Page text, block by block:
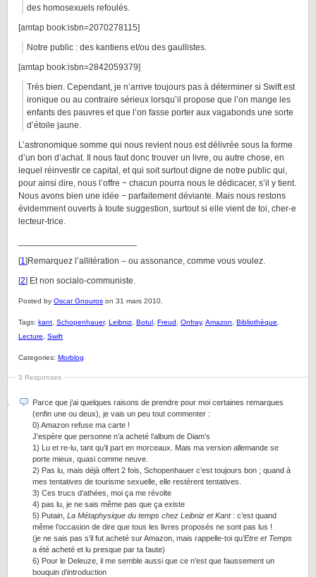
des homosexuels refoulés.
[amtap book:isbn=2070278115]
Notre public : des kantiens et/ou des gaullistes.
[amtap book:isbn=2842059379]
Très bien. Cependant, je n’arrive toujours pas à déterminer si Swift est
ironique ou au contraire sérieux lorsqu’il propose que l’on mange les
enfants des pauvres et que l’on fasse porter aux vagabonds une sorte
d’étoile jaune.
L’astronomique somme qui nous revient nous est délivrée sous la forme
d’un bon d’achat. Il nous faut donc trouver un livre, ou autre chose, en
lequel réinvestir ce capital, et qui soit surtout digne de notre public qui,
pour ainsi dire, nous l’offre − chacun pourra nous le dédicacer, s’il y tient.
Nous avons bien une idée − parfaitement déviante. Mais nous restons
évidemment ouverts à toute suggestion, surtout si elle vient de toi, cher-e
lecteur-trice.
[1]Remarquez l’allitération – ou assonance, comme vous voulez.
[2] Et non socialo-communiste.
Posted by Oscar Gnouros on 31 mars 2010.
Tags: kant Schopenhauer, Leibniz Botul Freud Onfray, Amazon Bibliothèque
Lecture
Swift
Categories: Morblog
3 Responses
Parce que j’ai quelques raisons de prendre pour moi certaines remarques
(enfin une ou deux), je vais un peu tout commenter :
0) Amazon refuse ma carte !
J’espère que personne n’a acheté l’album de Diam’s
1) Lu et re-lu, tant qu’il part en morceaux. Mais ma version allemande se
porte mieux, quasi comme neuve.
2) Pas lu, mais déjà offert 2 fois, Schopenhauer c’est toujours bon ; quand à
mes tentatives de tourisme sexuelle, elle restèrent tentatives.
3) Ces trucs d’athées, moi ça me révolte
4) pas lu, je ne sais même pas que ça existe
5) Putain, La Métaphysique du temps chez Leibniz et Kant: c’est quand
même l’occasion de dire que tous les livres proposés ne sont pas lus !
(je ne sais pas s’il fut acheté sur Amazon, mais rappelle-toi qu’Etre et Temps
a été acheté et lu presque par ta faute)
6) Pour le Deleuze, il me semble aussi que ce n’est que faussement un
bouquin d’introduction